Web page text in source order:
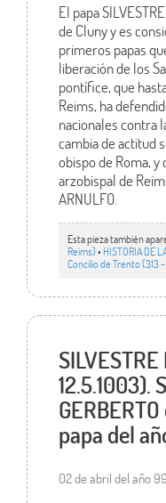
El papa
de Cluny y es
primeros papas
liberación de los
pontífice, que
Reims, ha
nacionales contra
cambia de actitud
obispo de Roma,
arzobispal de
ARNULFO.
Esta pieza también
Reims)• HISTORIA DE
Concilio de Trento (313 -
12.5.1003).
papa del
02 de abril del año